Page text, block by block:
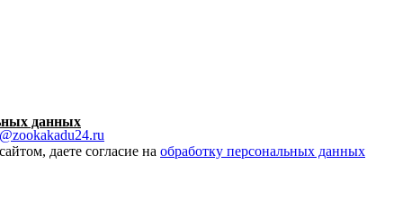
данных
даете согласие на обработку персональных данных